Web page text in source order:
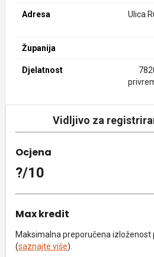
Adresa
Ulica
Županija
Djelatnost
Vidljivo za
Ocjena
?/10
Max kredit
Maksimalna preporučena izloženost
(saznajte više).